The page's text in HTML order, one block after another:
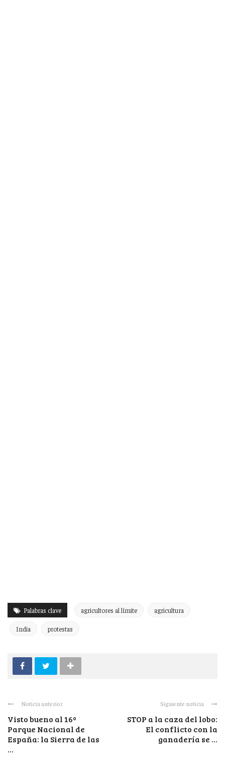
Palabras clave agricultores al límite agricultura
India protestas
Noticia anterior
Visto bueno al 16º
Parque Nacional de
España: la Sierra de las
...
Siguiente noticia
STOP a la caza del lobo:
El conflicto con la
ganadería se ...